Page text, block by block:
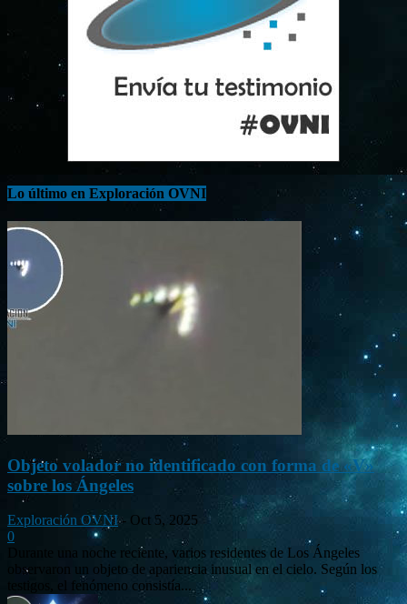
Lo último en Exploración OVNI
Objeto volador no identificado con forma de «V»
sobre los Ángeles
Exploración OVNI - Oct 5, 2025
0
Durante una noche reciente, varios residentes de Los Ángeles
observaron un objeto de apariencia inusual en el cielo. Según los
testigos, el fenómeno consistía...